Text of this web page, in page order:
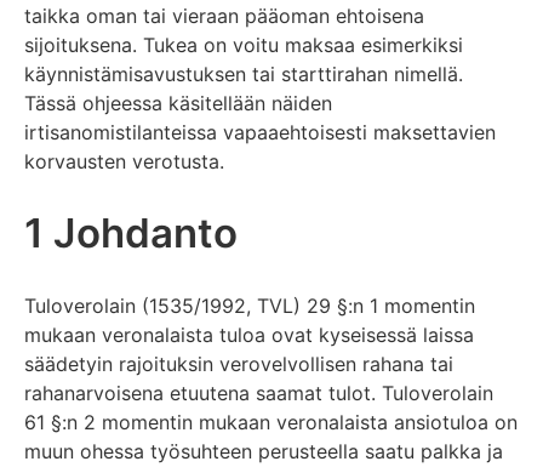
taikka oman tai vieraan pääoman ehtoisena
sijoituksena. Tukea on voitu maksaa esimerkiksi
käynnistämisavustuksen tai starttirahan nimellä.
Tässä ohjeessa käsitellään näiden
irtisanomistilanteissa vapaaehtoisesti maksettavien
korvausten verotusta.
1 Johdanto
Tuloverolain (1535/1992, TVL) 29 §:n 1 momentin
mukaan veronalaista tuloa ovat kyseisessä laissa
säädetyin rajoituksin verovelvollisen rahana tai
rahanarvoisena etuutena saamat tulot. Tuloverolain
61 §:n 2 momentin mukaan veronalaista ansiotuloa on
muun ohessa työsuhteen perusteella saatu palkka ja